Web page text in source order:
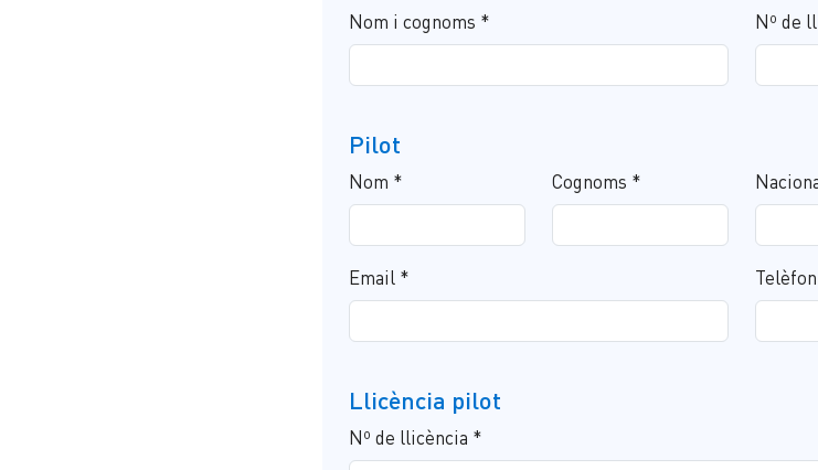
Nom i cognoms * Nº de
Pilot
Nom * Cognoms *
Email *
Llicència pilot
Nº de llicència *